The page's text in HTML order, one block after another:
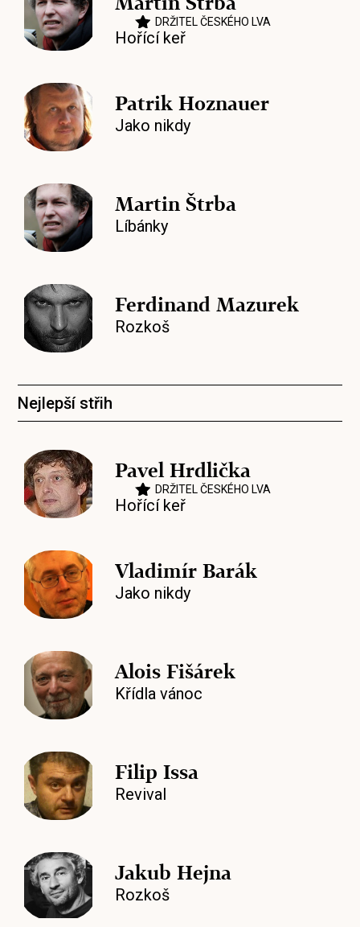
DRŽITEL ČESKÉHO LVA
Hořící keř
Patrik Hoznauer
Jako nikdy
Martin Štrba
Líbánky
Ferdinand Mazurek
Rozkoš
Nejlepší střih
Pavel Hrdlička
DRŽITEL ČESKÉHO LVA
Hořící keř
Vladimír Barák
Jako nikdy
Alois Fišárek
Křídla vánoc
Filip Issa
Revival
Jakub Hejna
Rozkoš